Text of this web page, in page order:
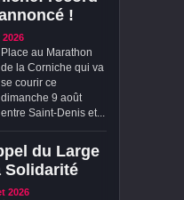
!
Place au Marathon
de la Corniche qui va
se courir ce
dimanche 9 août
entre Saint-Denis et...
du Large
Solidarité
2026